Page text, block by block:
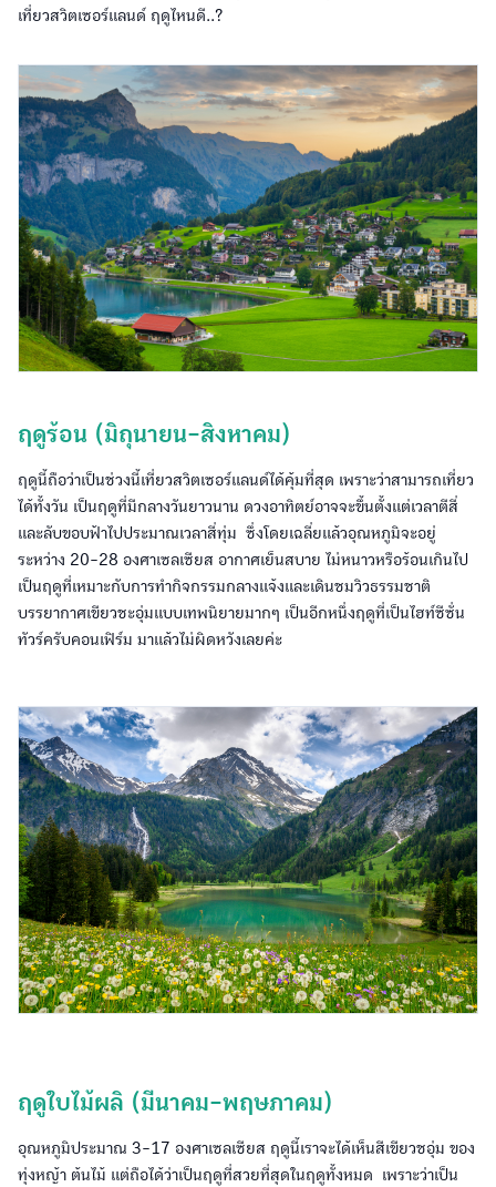
เที่ยวสวิตเซอร์แลนด์ ฤดูไหนดี..?
ฤดูร้อน (มิถุนายน-สิงหาคม)
ฤดูนี้ถือว่าเป็นช่วงนี้เที่ยวสวิตเซอร์แลนด์ได้คุ้มที่สุด เพราะว่าสามารถเที่ยว
ได้ทั้งวัน เป็นฤดูที่มีกลางวันยาวนาน ดวงอาทิตย์อาจจะขึ้นตั้งแต่เวลาตีสี่
และลับขอบฟ้าไปประมาณเวลาสี่ทุ่ม ซึ่งโดยเฉลี่ยแล้วอุณหภูมิจะอยู่
ระหว่าง 20-28 องศาเซลเซียส อากาศเย็นสบาย ไม่หนาวหรือร้อนเกินไป
เป็นฤดูที่เหมาะกับการทำกิจกรรมกลางแจ้งและเดินชมวิวธรรมชาติ
บรรยากาศเขียวชะอุ่มแบบเทพนิยายมากๆ เป็นอีกหนึ่งฤดูที่เป็นไฮท์ซีซั่น
ทัวร์ครับคอนเฟิร์ม มาแล้วไม่ผิดหวังเลยค่ะ
ฤดูใบไม้ผลิ (มีนาคม-พฤษภาคม)
อุณหภูมิประมาณ 3-17 องศาเซลเซียส ฤดูนี้เราจะได้เห็นสีเขียวชอุ่ม ของ
ทุ่งหญ้า ต้นไม้ แต่ถือได้ว่าเป็นฤดูที่สวยที่สุดในฤดูทั้งหมด เพราะว่าเป็น